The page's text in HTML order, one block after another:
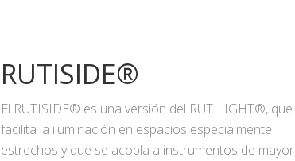
RUTISIDE®
El RUTISIDE® es una versión del RUTILIGHT®, que
facilita la iluminación en espacios especialmente
estrechos y que se acopla a instrumentos de mayor